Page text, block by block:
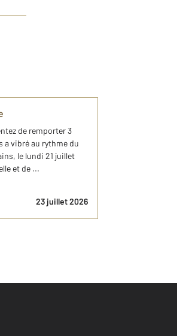
de remporter 3
a vibré au rythme du
le lundi 21 juillet
et de ...
23 juillet 2026